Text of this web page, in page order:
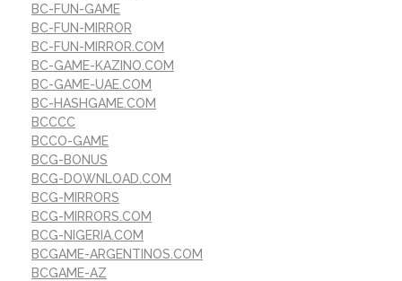
BC-FUN-GAME
BC-FUN-MIRROR
BC-FUN-MIRROR.COM
BC-GAME-KAZINO.COM
BC-GAME-UAE.COM
BC-HASHGAME.COM
BCCCC
BCCO-GAME
BCG-BONUS
BCG-DOWNLOAD.COM
BCG-MIRRORS
BCG-MIRRORS.COM
BCG-NIGERIA.COM
BCGAME-ARGENTINOS.COM
BCGAME-AZ